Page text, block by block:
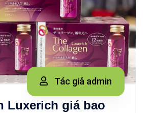
Tác giả admin
Luxerich giá bao